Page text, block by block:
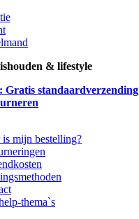
& lifestyle
Gratis standaardverzending
is mijn bestelling?
thema`s